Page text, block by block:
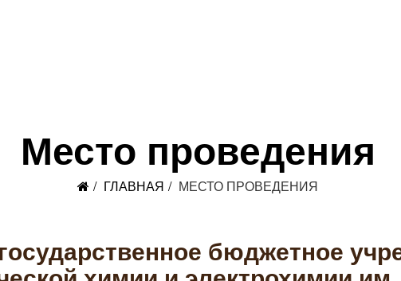
Место проведения
ГЛАВНАЯ МЕСТО ПРОВЕДЕНИЯ
бюджетное